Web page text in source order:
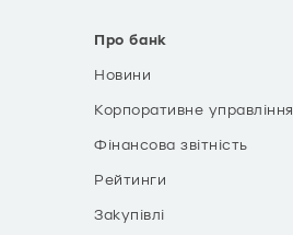
Про банк
Новини
Корпоративне управління
Фінансова звітність
Рейтинги
Закупівлі